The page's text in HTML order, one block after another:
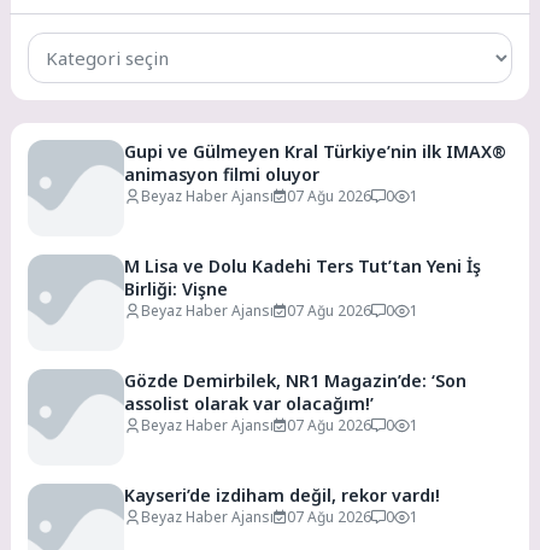
Tüm
Kategoriler
Gupi ve Gülmeyen Kral Türkiye’nin ilk IMAX®
animasyon filmi oluyor
Beyaz Haber Ajansı 07 Ağu 2026 0 1
M Lisa ve Dolu Kadehi Ters Tut’tan Yeni İş
Birliği: Vişne
Beyaz Haber Ajansı 07 Ağu 2026 0 1
Gözde Demirbilek, NR1 Magazin’de: ‘Son
assolist olarak var olacağım!’
Beyaz Haber Ajansı 07 Ağu 2026 0 1
Kayseri’de izdiham değil, rekor vardı!
Beyaz Haber Ajansı 07 Ağu 2026 0 1